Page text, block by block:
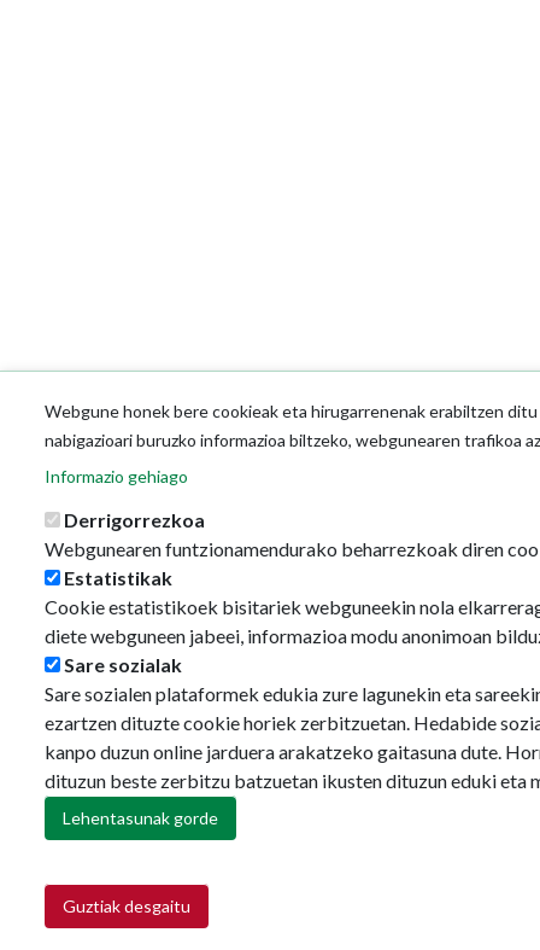
Webgune honek bere cookieak eta hirugarrenenak erabiltzen
nabigazioari buruzko informazioa biltzeko, webgunearen trafikoa
Informazio gehiago
Derrigorrezkoa
Webgunearen funtzionamendurako beharrezkoak diren
Estatistikak
Cookie estatistikoek bisitariek webguneekin nola
diete webguneen jabeei, informazioa modu anonimoan
Sare sozialak
Sare sozialen plataformek edukia zure lagunekin eta
ezartzen dituzte cookie horiek zerbitzuetan. Hedabide
kanpo duzun online jarduera arakatzeko gaitasuna dute.
dituzun beste zerbitzu batzuetan ikusten dituzun eduki eta
Lehentasunak gorde
Guztiak desgaitu
Retirar consentimiento